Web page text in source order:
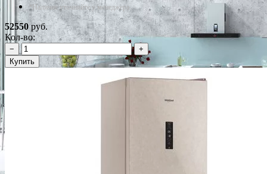
*Наличие уточняйте у менеджера
52550руб.
Кол-во:
−
+
Купить